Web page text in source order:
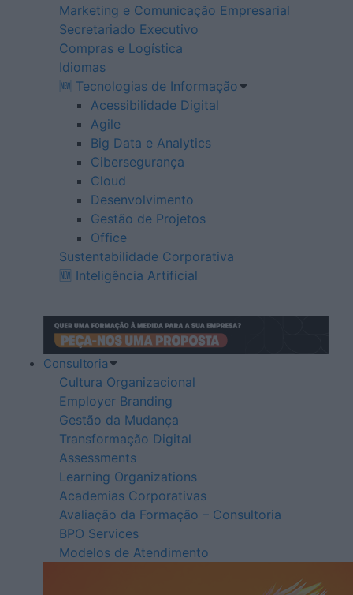
Marketing e Comunicação Empresarial
Secretariado Executivo
Compras e Logística
Idiomas
🆕 Tecnologias de Informação
Acessibilidade Digital
Agile
Big Data e Analytics
Cibersegurança
Cloud
Desenvolvimento
Gestão de Projetos
Office
Sustentabilidade Corporativa
🆕 Inteligência Artificial
Consultoria
Cultura Organizacional
Employer Branding
Gestão da Mudança
Transformação Digital
Assessments
Learning Organizations
Academias Corporativas
Avaliação da Formação – Consultoria
BPO Services
Modelos de Atendimento